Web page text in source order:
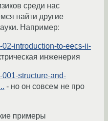
среди нас
найти другие
Например:
02-introduction-to-eecs-ii-
инженерия
001-structure-and-
- но он совсем не про
примеры